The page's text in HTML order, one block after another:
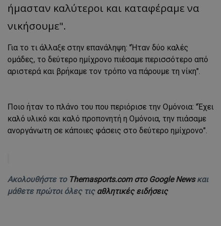
ήμασταν καλύτεροι και καταφέραμε να
νικήσουμε".
Για το τι άλλαξε στην επανάληψη: "Ήταν δύο καλές
ομάδες, το δεύτερο ημίχρονο πιέσαμε περισσότερο από
αριστερά και βρήκαμε τον τρόπο να πάρουμε τη νίκη".
Ποιο ήταν το πλάνο του που περιόρισε την Ομόνοια: "Έχει
καλό υλικό και καλό προπονητή η Ομόνοια, την πιάσαμε
ανοργάνωτη σε κάποιες φάσεις στο δεύτερο ημίχρονο".
Ακολουθήστε το Themasports.com στο Google Newsκαι
μάθετε πρώτοι όλες τις αθλητικές ειδήσεις